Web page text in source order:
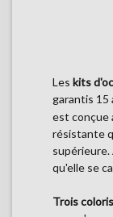
Les kits
garantis 15
est conçue
résistante
supérieure.
qu'elle se
Trois coloris